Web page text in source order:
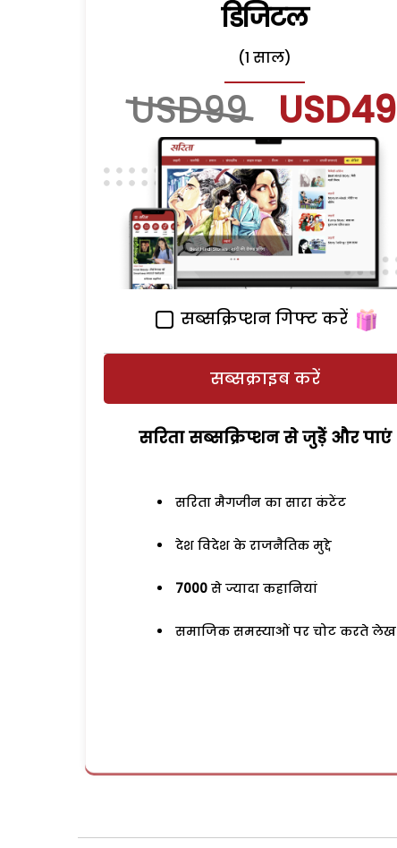
डिजिटल
(1 साल)
USD99 USD49
सब्सक्रिप्शन गिफ्ट करें
सब्सक्राइब करें
सरिता सब्सक्रिप्शन से जुड़ेें और पाएं
सरिता मैगजीन का सारा कंटेंट
देश विदेश के राजनैतिक मुद्दे
7000 से ज्यादा कहानियां
समाजिक समस्याओं पर चोट करते लेख